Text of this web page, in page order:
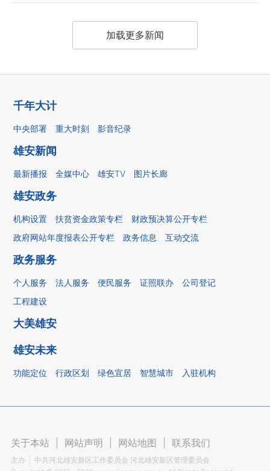
加载更多新闻
千年大计
中央部署 重大时刻 影音纪录
雄安新闻
最新播报 全媒中心 雄安TV 图片长廊
雄安政务
机构设置 扶贫资金政策专栏
财政预决算公开专栏
政府网站年度报表公开专栏
政务信息 互动交流
政务服务
个人服务 法人服务 便民服务 证照联办
公司登记
工程建设
大美雄安
雄安未来
功能定位 行政区划 绿色宜居 智慧城市 入驻机构
关于本站 网站声明 网站地图 联系我们
主办
中共河北雄安新区工作委员会 河北雄安新区管理委员会